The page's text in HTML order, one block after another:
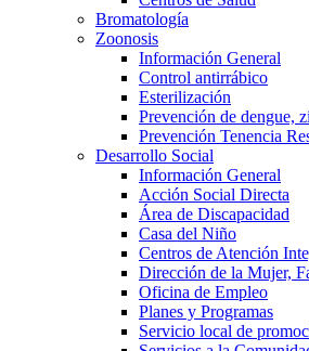
Bromatología
Zoonosis
Información General
Control antirrábico
Esterilización
Prevención de dengue,
Prevención Tenencia
Desarrollo Social
Información General
Acción Social Directa
Área de Discapacidad
Casa del Niño
Centros de Atención
Dirección de la Mujer,
Oficina de Empleo
Planes y Programas
Servicio local de